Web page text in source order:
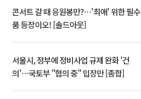
콘서트 갈 때 응원봉만?⋯'최애' 위한 필수
품 등장이오! [솔드아웃]
서울시, 정부에 정비사업 규제 완화 '건
의'⋯국토부 "협의 중" 입장만 [종합]